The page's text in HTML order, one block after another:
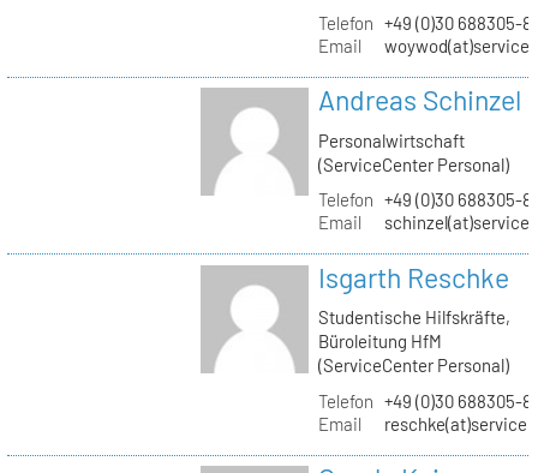
Telefon +49 (0)30 688305-
Email
Andreas Schinzel
Personalwirtschaft
(ServiceCenter Personal)
Telefon +49 (0)30 688305-
Email
Isgarth Reschke
Studentische Hilfskräfte,
Büroleitung HfM
(ServiceCenter Personal)
Telefon +49 (0)30 688305-
Email